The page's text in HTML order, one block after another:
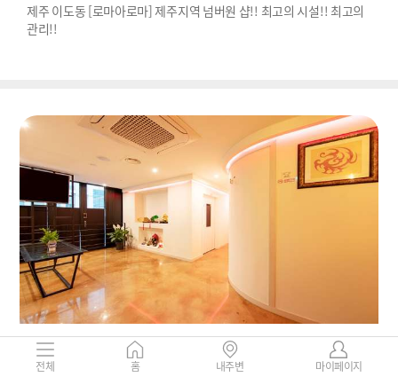
제주 이도동 [로마아로마] 제주지역 넘버원 샵!! 최고의 시설!! 최고의
관리!!
제주-대명아로마
제주특별자치도 제주시 연동 284-19
전체 홈 내주변 마이페이지